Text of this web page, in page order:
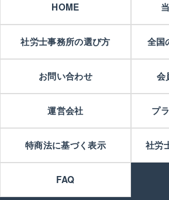
HOME
社労士事務所の選び方 全国
お問い合わせ 会
運営会社 プ
特商法に基づく表示 社労
FAQ